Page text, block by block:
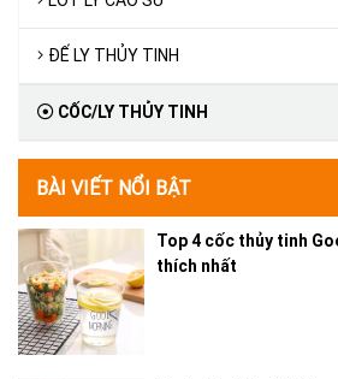
ĐẾ LY THỦY TINH
CỐC/LY THỦY TINH
BÀI VIẾT NỔI BẬT
Top 4 cốc thủy tinh
thích nhất